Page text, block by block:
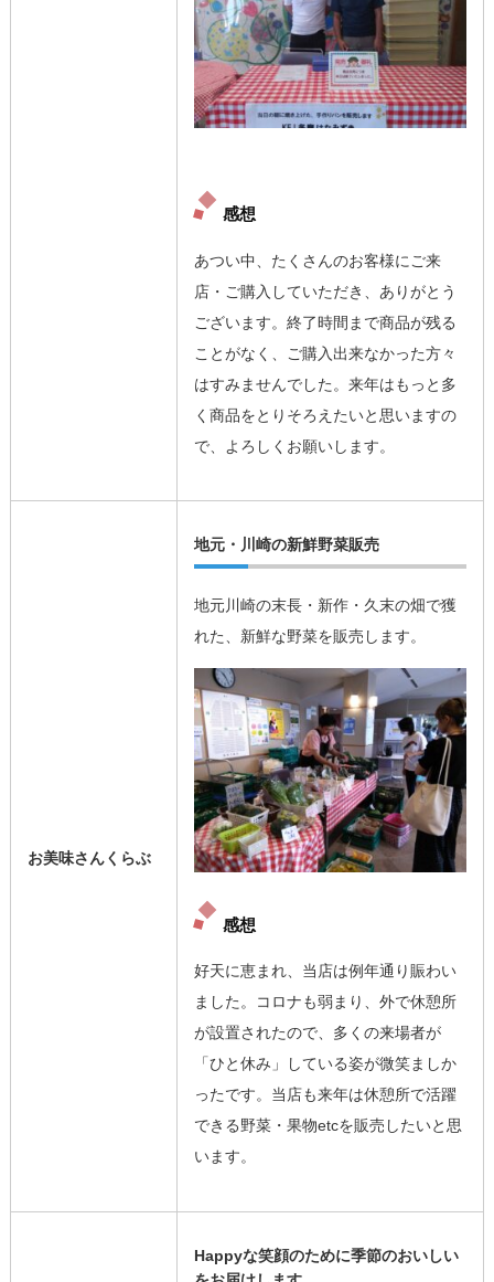
感想
あつい中、たくさんのお客様にご来
店・ご購入していただき、ありがとう
ございます。終了時間まで商品が残る
ことがなく、ご購入出来なかった方々
はすみませんでした。来年はもっと多
く商品をとりそろえたいと思いますの
で、よろしくお願いします。
お美味さんくらぶ
地元・川崎の新鮮野菜販売
地元川崎の末長・新作・久末の畑で獲
れた、新鮮な野菜を販売します。
感想
好天に恵まれ、当店は例年通り賑わい
ました。コロナも弱まり、外で休憩所
が設置されたので、多くの来場者が
「ひと休み」している姿が微笑ましか
ったです。当店も来年は休憩所で活躍
できる野菜・果物etcを販売したいと思
います。
Happyな笑顔のために季節のおいしい